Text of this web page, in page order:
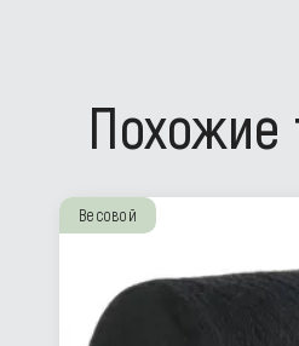
Похожие
Весовой